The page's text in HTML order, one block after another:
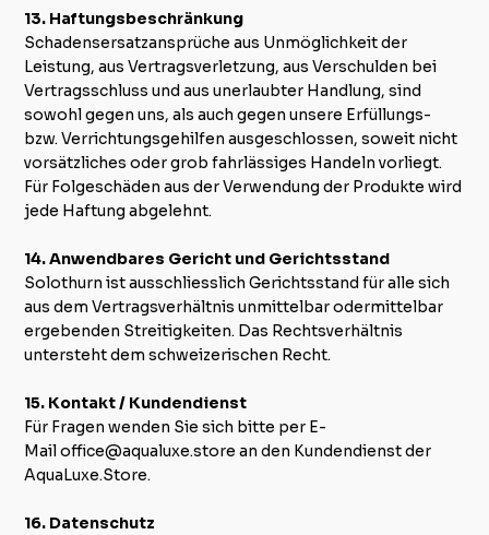
13. Haftungsbeschränkung
Schadensersatzansprüche aus Unmöglichkeit der
Leistung, aus Vertragsverletzung, aus Verschulden bei
Vertragsschluss und aus unerlaubter Handlung, sind
sowohl gegen uns, als auch gegen unsere Erfüllungs-
bzw. Verrichtungsgehilfen ausgeschlossen, soweit nicht
vorsätzliches oder grob fahrlässiges Handeln vorliegt.
Für Folgeschäden aus der Verwendung der Produkte wird
jede Haftung abgelehnt.
14. Anwendbares Gericht und Gerichtsstand
Solothurn ist ausschliesslich Gerichtsstand für alle sich
aus dem Vertragsverhältnis unmittelbar odermittelbar
ergebenden Streitigkeiten. Das Rechtsverhältnis
untersteht dem schweizerischen Recht.
15. Kontakt / Kundendienst
Für Fragen wenden Sie sich bitte per E-
Mailoffice@aqualuxe.store an den Kundendienst der
AquaLuxe.Store.
16. Datenschutz